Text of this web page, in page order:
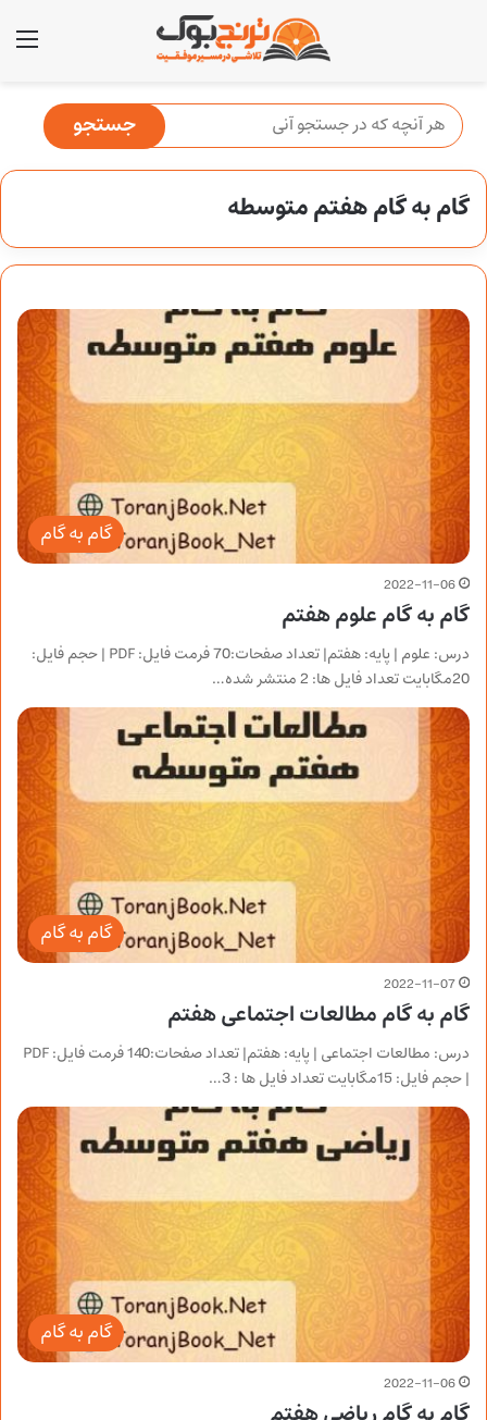
گام به گام هفتم متوسطه
گام به گام
2022-11-06
گام به گام علوم هفتم
درس: علوم | پایه: هفتم| تعداد صفحات:70 فرمت فایل: PDF | حجم فایل:
20مگابایت تعداد فایل ها: 2 منتشر شده…
گام به گام
2022-11-07
گام به گام مطالعات اجتماعی هفتم
درس: مطالعات اجتماعی | پایه: هفتم| تعداد صفحات:140 فرمت فایل: PDF
| حجم فایل: 15مگابایت تعداد فایل ها : 3…
گام به گام
2022-11-06